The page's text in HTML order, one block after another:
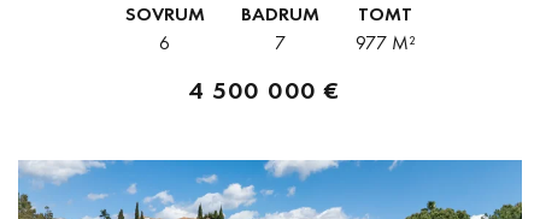
ligger i det prestigefyllda bostadsområdet Las...
SOVRUM
6
BADRUM
7
TOMT
977 M²
4 500 000 €